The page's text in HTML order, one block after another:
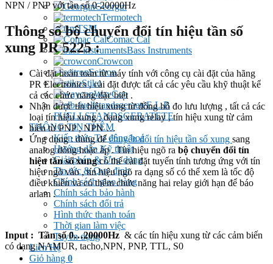
Georgin
Termotech
TSM
Comac Cal
Bass Instruments
Crowcon
Seitron
Stiko
WayCon
E.L.B
FUELLSTANDSGERATETE
THÔNG TIN THÊM
Kiến thức Tự đông hoá
Hướng dẫn Kỹ thuật
Giải pháp & Ứng dụng
Tin tức & Quy định
Chính sách giao hàng
Chính sách bảo hành
Chính sách đổi trả
Hình thức thanh toán
Thời gian làm việc
Tuyển dụng
Liên Hệ
Giỏ hàng 0
NPN / PNP với tần số 0-20000Hz
Thông số bộ chuyển đổi tín hiệu tần số
xung PR 5225 :
Cài đặt hoàn toàn từ máy tính với công cụ cài đặt của hãng
PR Electronics , cài đặt được tất cả các yêu cầu khỹ thuật kể
cả các chức năng đặc biệt .
Nhận được tín hiệu xung từ đồng hồ đo lưu lượng , tất cả các
loại tín hiệu xung , dạng xung relay , tín hiệu xung từ cảm
biến từ PNP , NPN …
Ứng dụng : dùng đểchuyển đổi tín hiệu tần số xung sang
analog dòng hoặc áp . Tín hiệu ngõ ra bộ chuyển đổi tín
hiệu tần số xungcó thể cài đặt tuyến tính tương ứng với tín
hiệu ngõ vào , tín hiệu ngõ ra dạng số có thể xem là tốc độ
điều khiển và có thêm chức năng hai relay giới hạn để báo
arlam .
Input : Tần số 0…20000Hz & các tín hiệu xung từ các cảm biến
có dạng NAMUR, tacho,NPN, PNP, TTL, S0